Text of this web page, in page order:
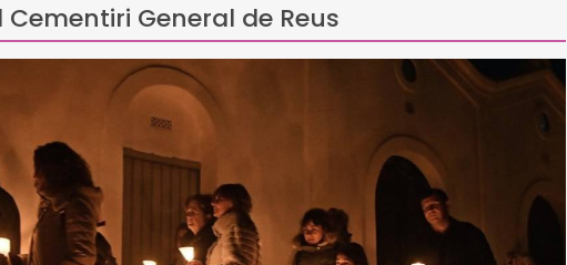
General de Reus